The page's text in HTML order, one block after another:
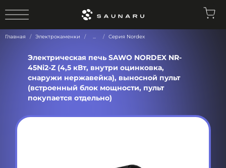
Главная Электрокаменки ... Серия Nordex
Электрическая печь SAWO NORDEX NR-
45Ni2-Z (4,5 кВт, внутри оцинковка,
снаружи нержавейка), выносной пульт
(встроенный блок мощности, пульт
покупается отдельно)